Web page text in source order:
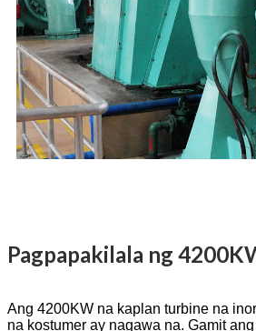
Pagpapakilala ng
Ang 4200KW na kaplan turbine na
na kostumer ay nagawa na. Gamit